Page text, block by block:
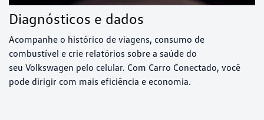
Diagnósticos e dados
Acompanhe o histórico de viagens, consumo de
combustível e crie relatórios sobre a saúde do
seu Volkswagen pelo celular. Com Carro Conectado, você
pode dirigir com mais eficiência e economia.